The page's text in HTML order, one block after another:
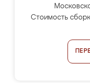
Стоимость